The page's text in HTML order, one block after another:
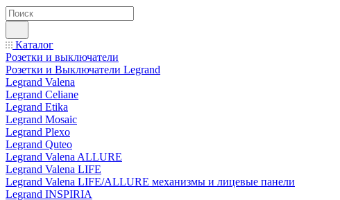
Каталог
Розетки и выключатели
Розетки и Выключатели Legrand
Legrand Valena
Legrand Celiane
Legrand Etika
Legrand Mosaic
Legrand Plexo
Legrand Quteo
Legrand Valena ALLURE
Legrand Valena LIFE
Legrand Valena LIFE/ALLURE механизмы и лицевые панели
Legrand INSPIRIA